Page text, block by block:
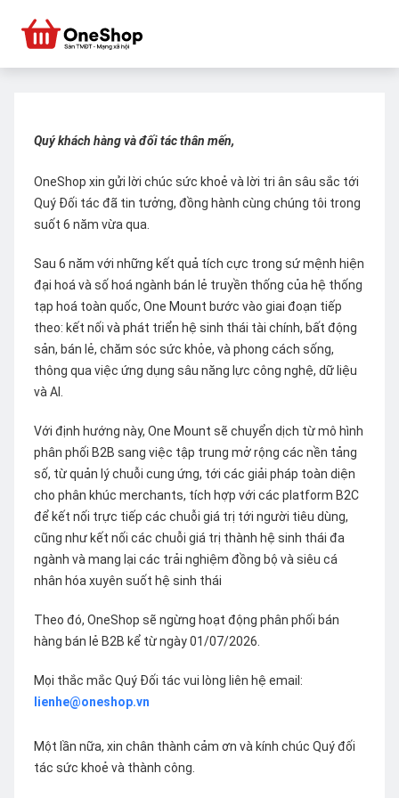
Quý khách hàng và đối tác thân mến,
OneShop xin gửi lời chúc sức khoẻ và lời tri ân sâu sắc tới
Quý Đối tác đã tin tưởng, đồng hành cùng chúng tôi trong
suốt 6 năm vừa qua.
Sau 6 năm với những kết quả tích cực trong sứ mệnh hiện
đại hoá và số hoá ngành bán lẻ truyền thống của hệ thống
tạp hoá toàn quốc, One Mount bước vào giai đoạn tiếp
theo: kết nối và phát triển hệ sinh thái tài chính, bất động
sản, bán lẻ, chăm sóc sức khỏe, và phong cách sống,
thông qua việc ứng dụng sâu năng lực công nghệ, dữ liệu
và AI.
Với định hướng này, One Mount sẽ chuyển dịch từ mô hình
phân phối B2B sang việc tập trung mở rộng các nền tảng
số, từ quản lý chuỗi cung ứng, tới các giải pháp toàn diện
cho phân khúc merchants, tích hợp với các platform B2C
để kết nối trực tiếp các chuỗi giá trị tới người tiêu dùng,
cũng như kết nối các chuỗi giá trị thành hệ sinh thái đa
ngành và mang lại các trải nghiệm đồng bộ và siêu cá
nhân hóa xuyên suốt hệ sinh thái
Theo đó, OneShop sẽ ngừng hoạt động phân phối bán
hàng bán lẻ B2B kể từ ngày 01/07/2026.
Mọi thắc mắc Quý Đối tác vui lòng liên hệ email:
lienhe@oneshop.vn
Một lần nữa, xin chân thành cảm ơn và kính chúc Quý đối
tác sức khoẻ và thành công.